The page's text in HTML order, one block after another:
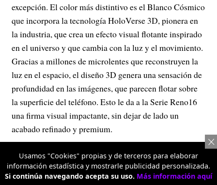
excepción. El color más distintivo es el Blanco Cósmico
que incorpora la tecnología HoloVerse 3D, pionera en
la industria, que crea un efecto visual flotante inspirado
en el universo y que cambia con la luz y el movimiento.
Gracias a millones de microlentes que reconstruyen la
luz en el espacio, el diseño 3D genera una sensación de
profundidad en las imágenes, que parecen flotar sobre
la superficie del teléfono. Esto le da a la Serie Reno16
una firma visual impactante, sin dejar de lado un
acabado refinado y premium.
Usamos "Cookies" propias y de terceros para elaborar
información estadística y mostrarle publicidad personalizada.
Si continúa navegando acepta su uso. Más información aquí